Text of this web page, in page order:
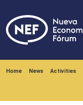
Home News Activities